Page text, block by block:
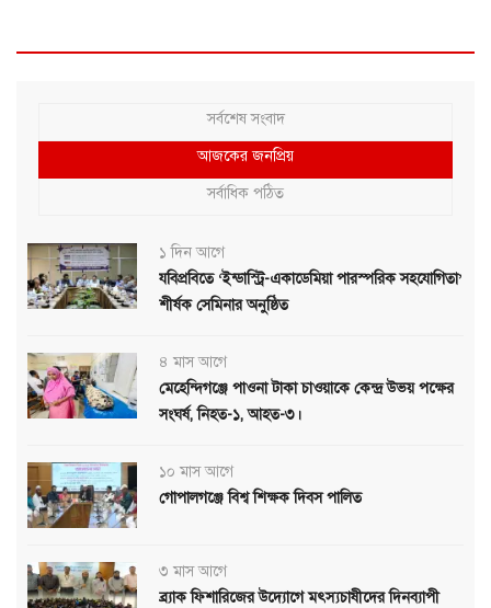
সর্বশেষ সংবাদ
আজকের জনপ্রিয়
সর্বাধিক পঠিত
১ দিন আগে
যবিপ্রবিতে ‘ইন্ডাস্ট্রি-একাডেমিয়া পারস্পরিক সহযোগিতা’
শীর্ষক সেমিনার অনুষ্ঠিত
৪ মাস আগে
মেহেন্দিগঞ্জে পাওনা টাকা চাওয়াকে কেন্দ্র উভয় পক্ষের
সংঘর্ষ, নিহত-১, আহত-৩।
১০ মাস আগে
গোপালগঞ্জে বিশ্ব শিক্ষক দিবস পালিত
৩ মাস আগে
ব্র্যাক ফিশারিজের উদ্যোগে মৎস্যচাষীদের দিনব্যাপী